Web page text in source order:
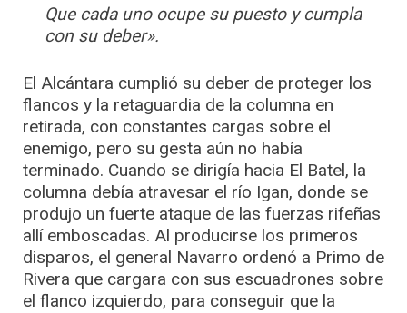
Que cada uno ocupe su puesto y cumpla
con su deber».
El Alcántara cumplió su deber de proteger los
flancos y la retaguardia de la columna en
retirada, con constantes cargas sobre el
enemigo, pero su gesta aún no había
terminado. Cuando se dirigía hacia El Batel, la
columna debía atravesar el río Igan, donde se
produjo un fuerte ataque de las fuerzas rifeñas
allí emboscadas. Al producirse los primeros
disparos, el general Navarro ordenó a Primo de
Rivera que cargara con sus escuadrones sobre
el flanco izquierdo, para conseguir que la